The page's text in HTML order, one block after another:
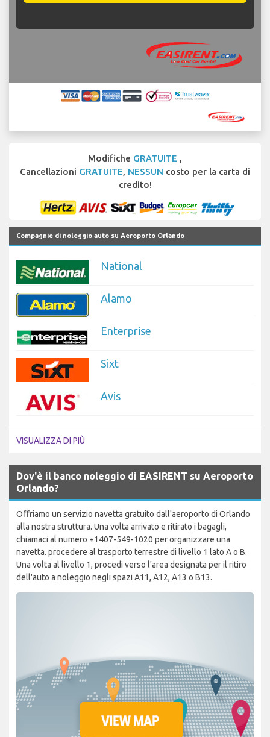
Modifiche GRATUITE ,
Cancellazioni GRATUITE, NESSUN costo per la carta di
credito!
Compagnie di noleggio auto su Aeroporto Orlando
National
Alamo
Enterprise
Sixt
Avis
VISUALIZZA DI PIÙ
Dov'è il banco noleggio di EASIRENT su Aeroporto
Orlando?
Offriamo un servizio navetta gratuito dall'aeroporto di Orlando
alla nostra struttura. Una volta arrivato e ritirato i bagagli,
chiamaci al numero +1407-549-1020 per organizzare una
navetta. procedere al trasporto terrestre di livello 1 lato A o B.
Una volta al livello 1, procedi verso l'area designata per il ritiro
dell'auto a noleggio negli spazi A11, A12, A13 o B13.